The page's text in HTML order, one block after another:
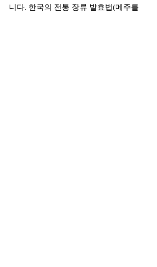
니다. 한국의 전통 장류 발효법(메주를